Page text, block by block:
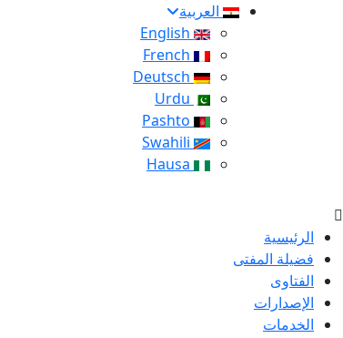
العربية
الرئيسية
فضيلة المفتى
الفتاوى
الإصدارات
الخدمات